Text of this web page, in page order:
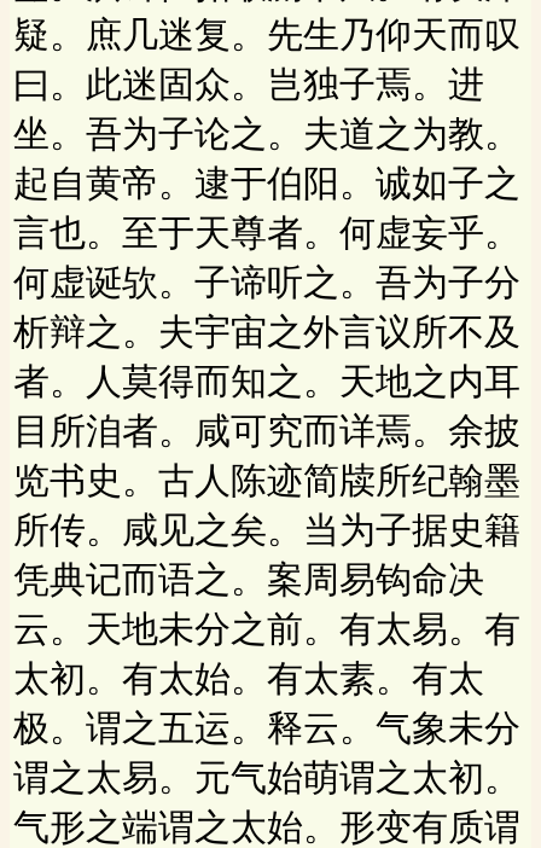
疑。庶几迷复。先生乃仰天而叹
曰。此迷固众。岂独子焉。进
坐。吾为子论之。夫道之为教。
起自黄帝。逮于伯阳。诚如子之
言也。至于天尊者。何虚妄乎。
何虚诞欤。子谛听之。吾为子分
析辩之。夫宇宙之外言议所不及
者。人莫得而知之。天地之内耳
目所洎者。咸可究而详焉。余披
览书史。古人陈迹简牍所纪翰墨
所传。咸见之矣。当为子据史籍
凭典记而语之。案周易钩命决
云。天地未分之前。有太易。有
太初。有太始。有太素。有太
极。谓之五运。释云。气象未分
谓之太易。元气始萌谓之太初。
气形之端谓之太始。形变有质谓